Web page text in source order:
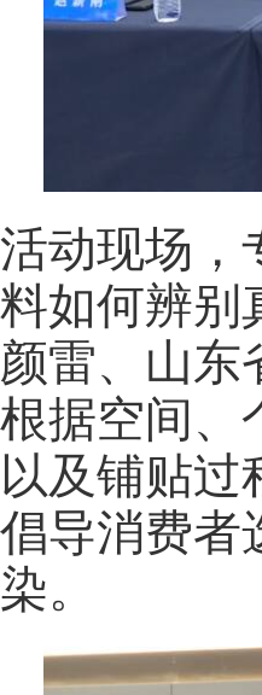
活动现场，
料如何辨别
颜雷、山东
根据空间、
以及铺贴
倡导消费者
染。